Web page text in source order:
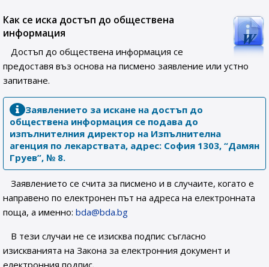
Как се иска достъп до обществена
информация
Достъп до обществена информация се
предоставя въз основа на писмено заявление или устно
запитване.
Заявлението за искане на достъп до
обществена информация се подава до
изпълнителния директор на Изпълнителна
агенция по лекарствата, адрес: София 1303, “Дамян
Груев”, № 8.
Заявлението се счита за писмено и в случаите, когато е
направено по електронен път на адреса на електронната
поща, а именно: bda@bda.bg
В тези случаи не се изисква подпис съгласно
изискванията на Закона за електронния документ и
електронния подпис.